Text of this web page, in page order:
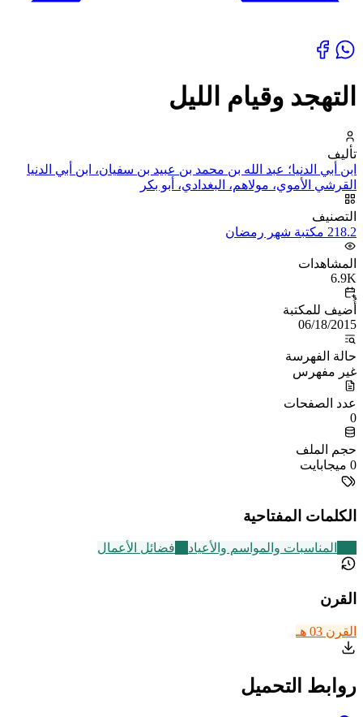
التهجد وقيام الليل
تأليف
ابن أبي الدنيا؛ عبد الله بن محمد بن عبيد بن سفيان، ابن أبي الدنيا
القرشي الأموي، مولاهم، البغدادي، أبو بكر
التصنيف
218.2 مكتبة شهر رمضان
المشاهدات
6.9K
أُضيف للمكتبة
06/18/2015
حالة الفهرسة
غير مفهرس
عدد الصفحات
0
حجم الملف
0 ميجابايت
الكلمات المفتاحية
المناسبات والمواسم والأعياد فضائل الأعمال
القرن
القرن 03 هـ
روابط التحميل